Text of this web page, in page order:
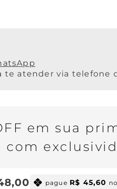
,00 pague R$ 45,60
te atender via telefone
em sua
com